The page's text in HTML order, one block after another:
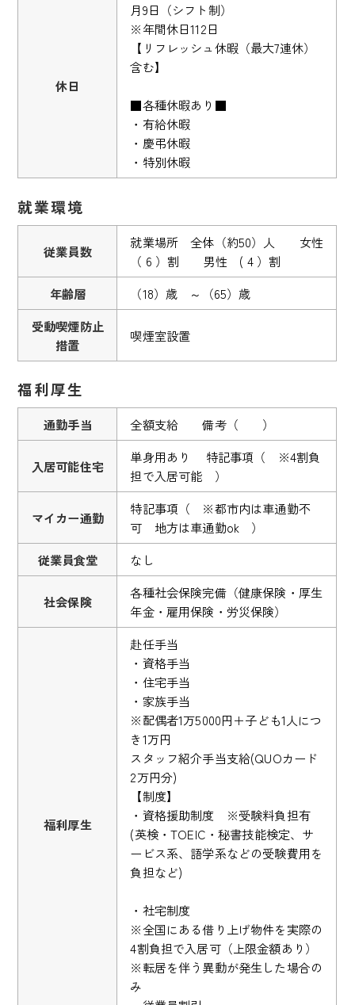
休日
月9日（シフト制）
※年間休日112日
【リフレッシュ休暇（最大7連休）
含む】
■各種休暇あり■
・有給休暇
・慶弔休暇
・特別休暇
就業環境
従業員数
就業場所 全体（約50）人 女性
（ 6 ）割 男性 ( 4 ）割
年齢層
（18）歳 ～（65）歳
受動喫煙防止
措置
喫煙室設置
福利厚生
通勤手当 全額支給 備考（ ）
入居可能住宅
単身用あり 特記事項（ ※4割負
担で入居可能 ）
マイカー通勤
特記事項（ ※都市内は車通勤不
可 地方は車通勤ok ）
従業員食堂
なし
社会保険
各種社会保険完備（健康保険・厚生
年金・雇用保険・労災保険）
福利厚生
赴任手当
・資格手当
・住宅手当
・家族手当
※配偶者1万5000円＋子ども1人につ
き1万円
スタッフ紹介手当支給(QUOカード
2万円分)
【制度】
・資格援助制度 ※受験料負担有
(英検・TOEIC・秘書技能検定、サ
ービス系、語学系などの受験費用を
負担など)
・社宅制度
※全国にある借り上げ物件を実際の
4割負担で入居可（上限金額あり）
※転居を伴う異動が発生した場合の
み